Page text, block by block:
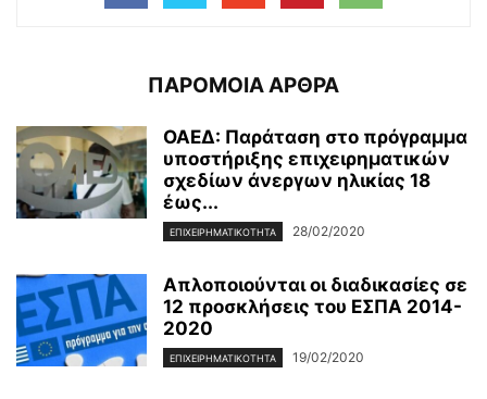
ΠΑΡΟΜΟΙΑ ΑΡΘΡΑ
ΟΑΕΔ: Παράταση στο πρόγραμμα
υποστήριξης επιχειρηματικών
σχεδίων άνεργων ηλικίας 18
έως...
ΕΠΙΧΕΙΡΗΜΑΤΙΚΌΤΗΤΑ 28/02/2020
Απλοποιούνται οι διαδικασίες σε
12 προσκλήσεις του ΕΣΠΑ 2014-
2020
ΕΠΙΧΕΙΡΗΜΑΤΙΚΌΤΗΤΑ 19/02/2020